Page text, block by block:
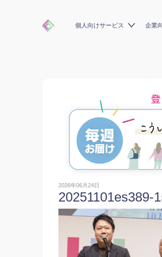
個人向けサービス 企業
2026年06月24日
20251101es389-